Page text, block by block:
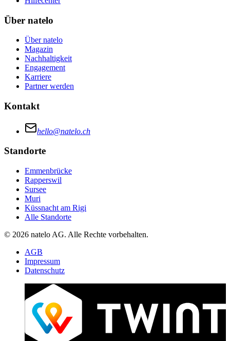
Über natelo
Über natelo
Magazin
Nachhaltigkeit
Engagement
Karriere
Partner werden
Kontakt
hello@natelo.ch
Standorte
Emmenbrücke
Rapperswil
Sursee
Muri
Küssnacht am Rigi
Alle Standorte
© 2026 natelo AG. Alle Rechte vorbehalten.
AGB
Impressum
Datenschutz